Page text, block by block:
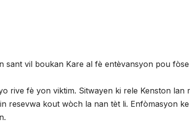
sant vil boukan Kare al fè entèvansyon pou
rive fè yon viktim. Sitwayen ki rele Kenston lan
resevwa kout wòch la nan tèt li. Enfòmasyon